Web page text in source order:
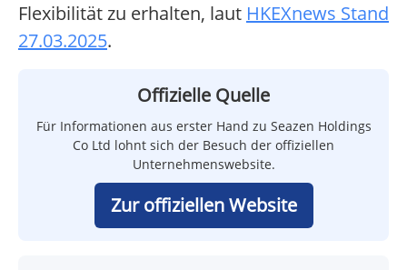
Flexibilität zu erhalten, laut HKEXnews Stand
27.03.2025.
Offizielle Quelle
Für Informationen aus erster Hand zu Seazen Holdings
Co Ltd lohnt sich der Besuch der offiziellen
Unternehmenswebsite.
Zur offiziellen Website